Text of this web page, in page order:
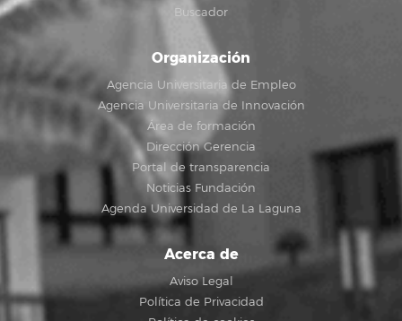
Buscador
Organización
Agencia Universitaria de Empleo
Agencia Universitaria de Innovación
Área de formación
Dirección Gerencia
Portal de transparencia
Noticias Fundación
Agenda Universidad de La Laguna
Acerca de
Aviso Legal
Política de Privacidad